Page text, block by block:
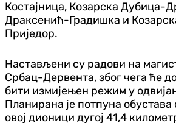
Костајница, Козарска Дубица-
Драксенић-Градишка и
Приједор.
Настављени су радови на
Србац-Дервента, због чега ће
бити измијењен режим у
Планирана је потпуна обустава
овој дионици дугој 41,4